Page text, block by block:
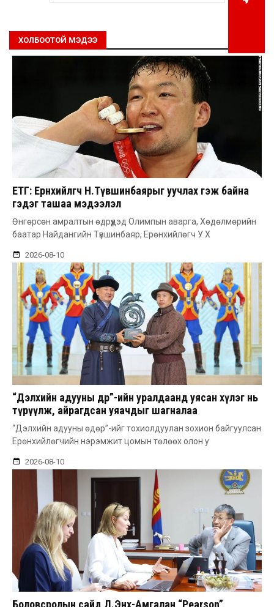
ХОЛБООТОЙ МЭДЭЭ
ЕТГ: Ерөнхийлөгч Н.Түвшинбаярыг уучлах гэж байна
гэдэг ташаа мэдээлэл
Өнгөрсөн амралтын өдрүүдэд Олимпын аварга, Хөдөлмөрийн
баатар Найдангийн Түвшинбаяр, Ерөнхийлөгч У.Х
2026-08-10
“Дэлхийн адууны өдөр”-ийн уралдаанд уясан хүлэг нь
түрүүлж, айрагдсан уяачдыг шагналаа
“Дэлхийн адууны өдөр”-ийг тохиолдуулан зохион байгуулсан
Ерөнхийлөгчийн нэрэмжит цомын төлөөх олон у
2026-08-10
Боловсролын сайд Л.Энх-Амгалан “Pearson”